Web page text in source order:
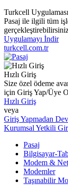
Turkcell
Pasaj ile ilgili tüm
Uygulamayı İndir
turkcell.com.tr
Hızlı Giriş
Size özel ödeme
için Giriş Yap/Üye
Hızlı Giriş
veya
Giriş Yapmadan
Kurumsal Yetkili
Pasaj
Bilgisayar-
Modem &
Modemler
Taşınabilir